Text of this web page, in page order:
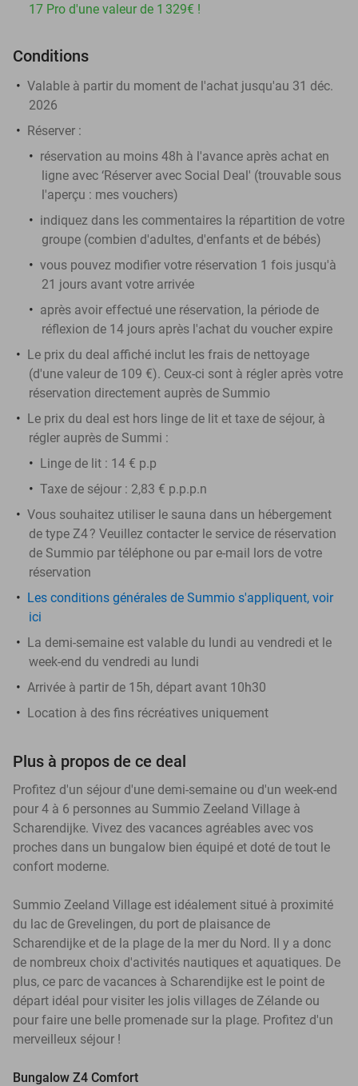
17 Pro d'une valeur de 1 329€ !
Conditions
Valable à partir du moment de l'achat jusqu'au 31 déc.
2026
Réserver :
réservation au moins 48h à l'avance après achat en
ligne avec ‘Réserver avec Social Deal' (trouvable sous
l'aperçu : mes vouchers)
indiquez dans les commentaires la répartition de votre
groupe (combien d'adultes, d'enfants et de bébés)
vous pouvez modifier votre réservation 1 fois jusqu'à
21 jours avant votre arrivée
après avoir effectué une réservation, la période de
réflexion de 14 jours après l'achat du voucher expire
Le prix du deal affiché inclut les frais de nettoyage
(d'une valeur de 109 €). Ceux-ci sont à régler après votre
réservation directement auprès de Summio
Le prix du deal est hors linge de lit et taxe de séjour, à
régler auprès de Summi :
Linge de lit : 14 € p.p
Taxe de séjour : 2,83 € p.p.p.n
Vous souhaitez utiliser le sauna dans un hébergement
de type Z4 ? Veuillez contacter le service de réservation
de Summio par téléphone ou par e-mail lors de votre
réservation
Les conditions générales de Summio s'appliquent, voir
ici
La demi-semaine est valable du lundi au vendredi et le
week-end du vendredi au lundi
Arrivée à partir de 15h, départ avant 10h30
Location à des fins récréatives uniquement
Plus à propos de ce deal
Profitez d'un séjour d'une demi-semaine ou d'un week-end
pour 4 à 6 personnes au Summio Zeeland Village à
Scharendijke. Vivez des vacances agréables avec vos
proches dans un bungalow bien équipé et doté de tout le
confort moderne.
Summio Zeeland Village est idéalement situé à proximité
du lac de Grevelingen, du port de plaisance de
Scharendijke et de la plage de la mer du Nord. Il y a donc
de nombreux choix d'activités nautiques et aquatiques. De
plus, ce parc de vacances à Scharendijke est le point de
départ idéal pour visiter les jolis villages de Zélande ou
pour faire une belle promenade sur la plage. Profitez d'un
merveilleux séjour !
Bungalow Z4 Comfort